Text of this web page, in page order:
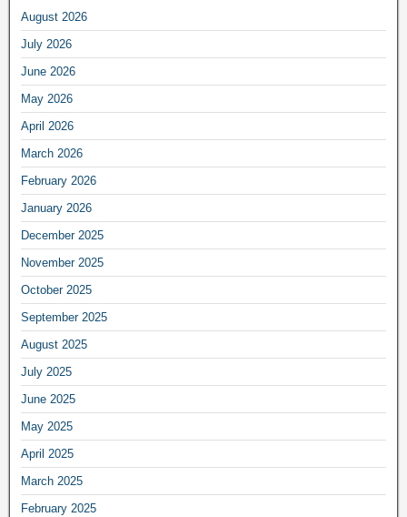
August 2026
July 2026
June 2026
May 2026
April 2026
March 2026
February 2026
January 2026
December 2025
November 2025
October 2025
September 2025
August 2025
July 2025
June 2025
May 2025
April 2025
March 2025
February 2025